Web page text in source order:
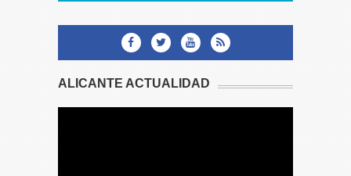
ALICANTE ACTUALIDAD